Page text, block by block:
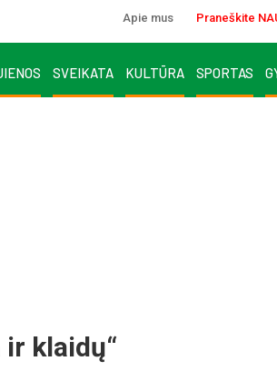
Apie mus Praneškite
SVEIKATA KULTŪRA SPORTAS
klaidų“